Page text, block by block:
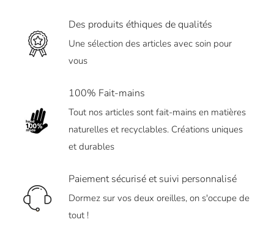
Des produits éthiques de qualités
Une sélection des articles avec soin pour
vous
100% Fait-mains
Tout nos articles sont fait-mains en matières
naturelles et recyclables. Créations uniques
et durables
Paiement sécurisé et suivi personnalisé
Dormez sur vos deux oreilles, on s'occupe de
tout !